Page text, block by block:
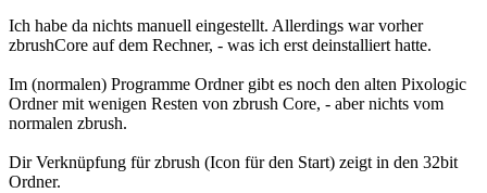
Ich habe da nichts manuell eingestellt. Allerdings war vorher
zbrushCore auf dem Rechner, - was ich erst deinstalliert hatte.
Im (normalen) Programme Ordner gibt es noch den alten Pixologic
Ordner mit wenigen Resten von zbrush Core, - aber nichts vom
normalen zbrush.
Dir Verknüpfung für zbrush (Icon für den Start) zeigt in den 32bit
Ordner.